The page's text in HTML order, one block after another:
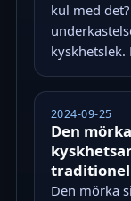
kul med
kyskhetslek.
2024-09-25
Den
Den mörka